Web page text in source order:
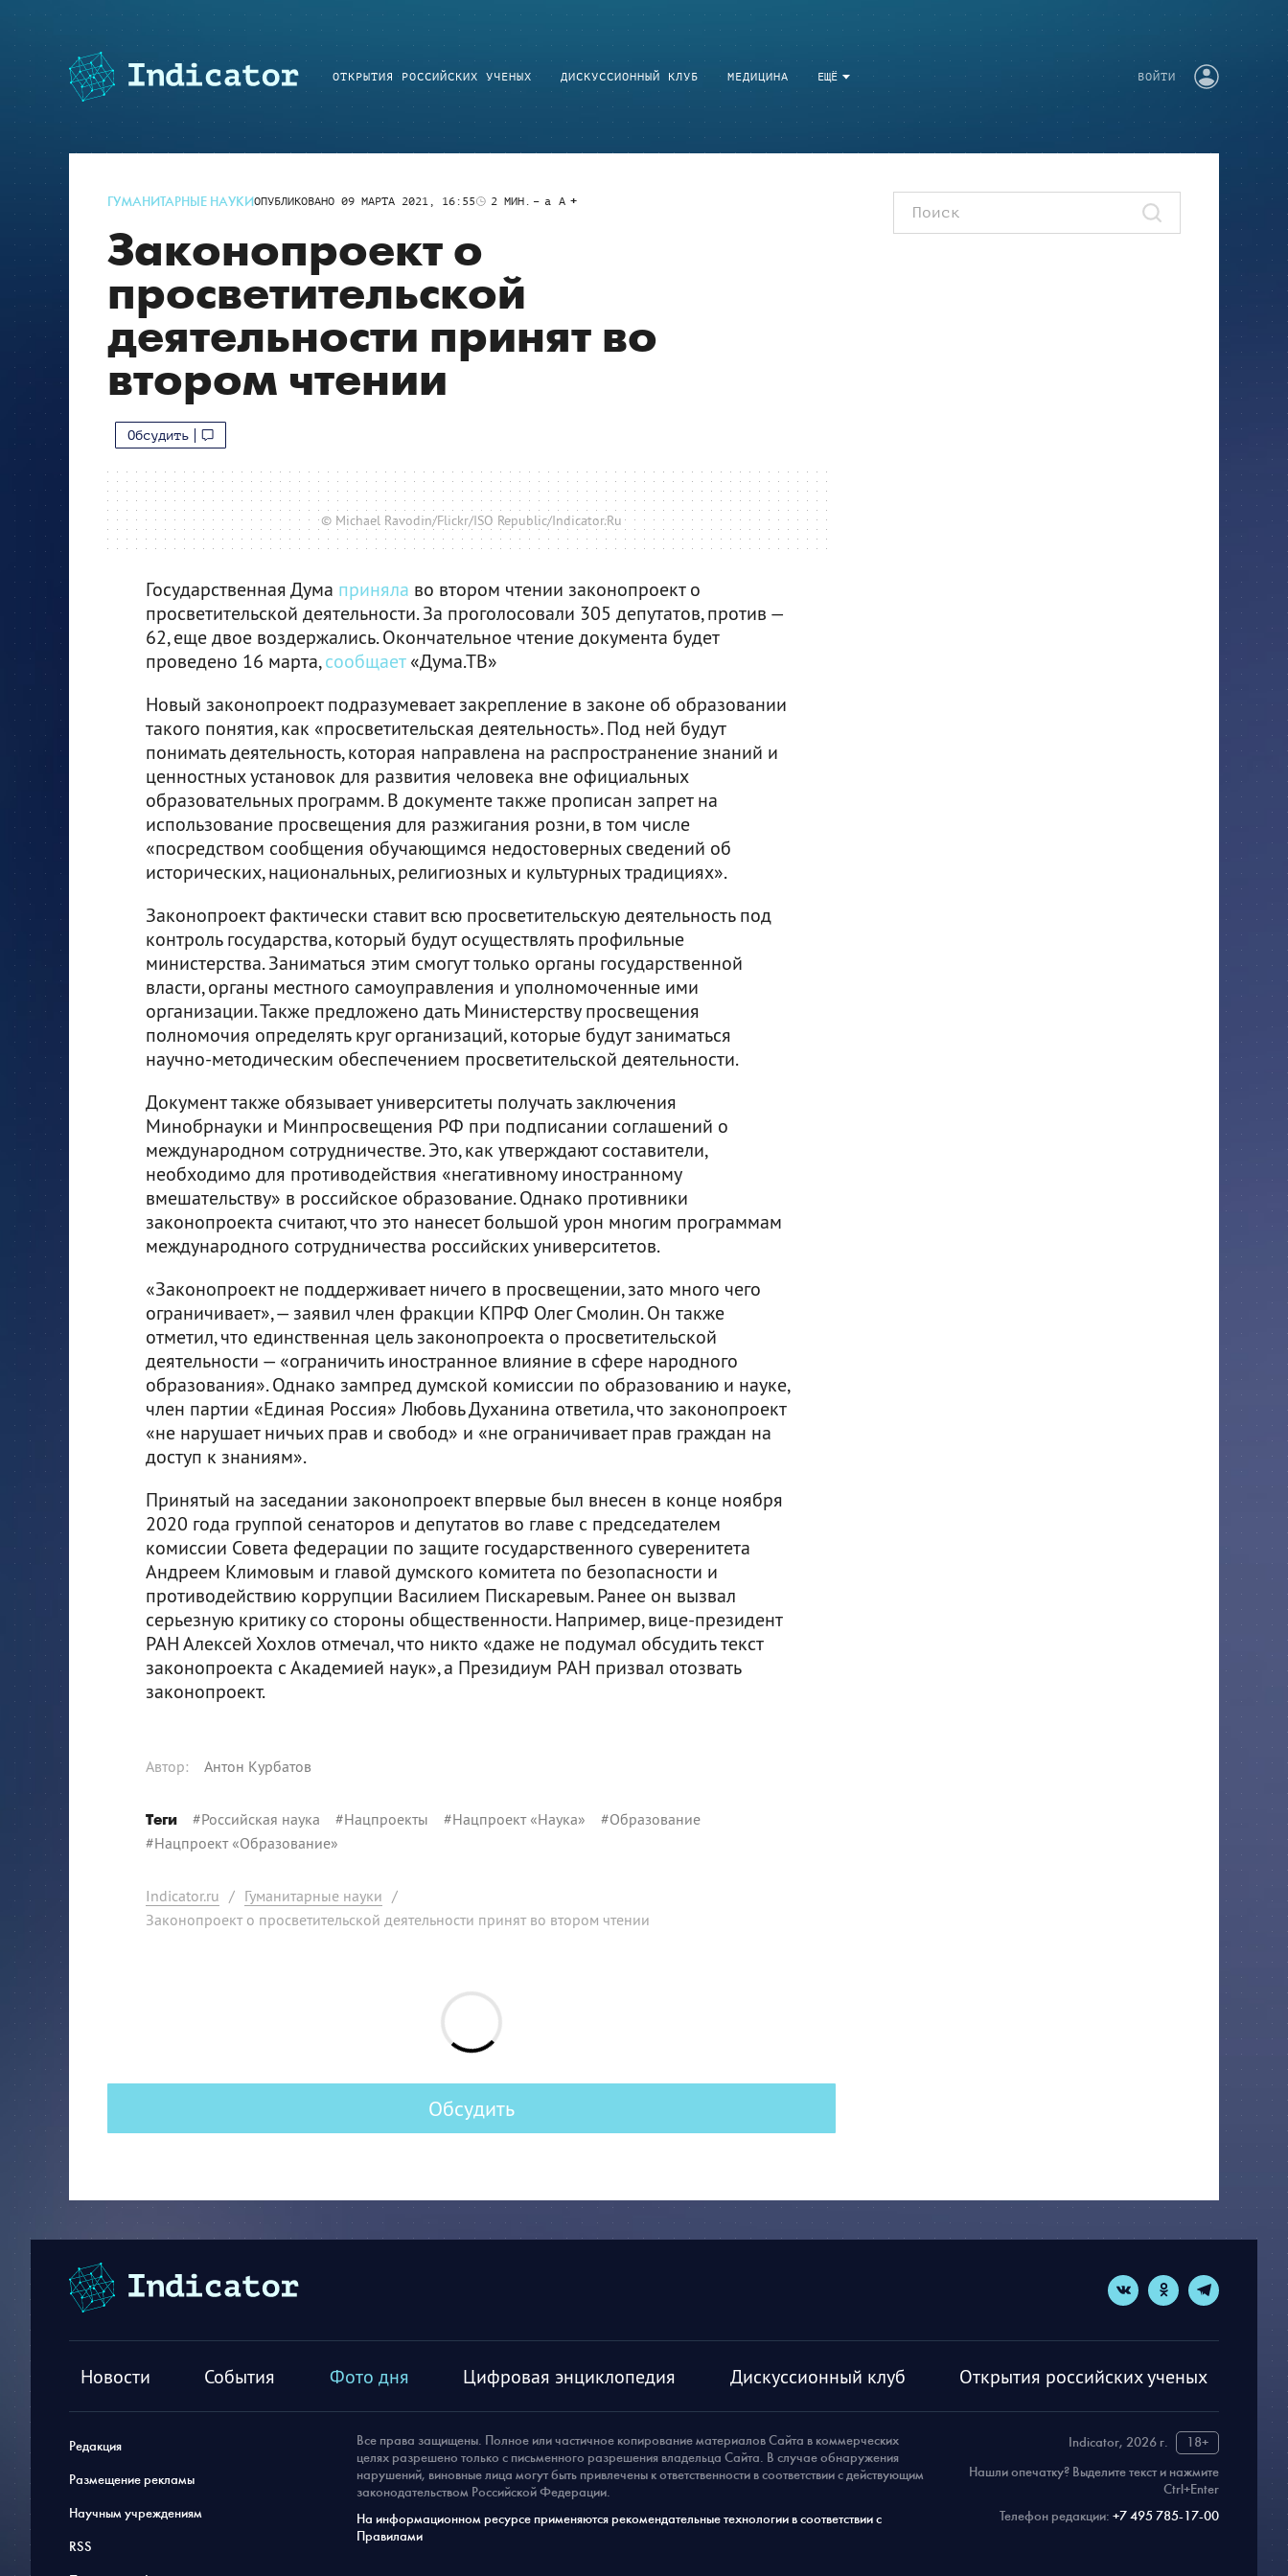
ЕЩЁ
ОТКРЫТИЯ РОССИЙСКИХ УЧЕНЫХ ДИСКУССИОННЫЙ КЛУБ МЕДИЦИНА ВОЙТИ
ГУМАНИТАРНЫЕ НАУКИОПУБЛИКОВАНО 09 МАРТА 2021, 16:55 2 МИН. a A
Законопроект о
просветительской
деятельности принят во
втором чтении
Обсудить
© Michael Ravodin/Flickr/ISO Republic/Indicator.Ru
Государственная Дума приняла во втором чтении законопроект о
просветительской деятельности. За проголосовали 305 депутатов, против —
62, еще двое воздержались. Окончательное чтение документа будет
проведено 16 марта,сообщает«Дума.ТВ»
Новый законопроект подразумевает закрепление в законе об образовании
такого понятия, как «просветительская деятельность». Под ней будут
понимать деятельность, которая направлена на распространение знаний и
ценностных установок для развития человека вне официальных
образовательных программ. В документе также прописан запрет на
использование просвещения для разжигания розни, в том числе
«посредством сообщения обучающимся недостоверных сведений об
исторических, национальных, религиозных и культурных традициях».
Законопроект фактически ставит всю просветительскую деятельность под
контроль государства, который будут осуществлять профильные
министерства. Заниматься этим смогут только органы государственной
власти, органы местного самоуправления и уполномоченные ими
организации. Также предложено дать Министерству просвещения
полномочия определять круг организаций, которые будут заниматься
научно-методическим обеспечением просветительской деятельности.
Документ также обязывает университеты получать заключения
Минобрнауки и Минпросвещения РФ при подписании соглашений о
международном сотрудничестве. Это, как утверждают составители,
необходимо для противодействия «негативному иностранному
вмешательству» в российское образование. Однако противники
законопроекта считают, что это нанесет большой урон многим программам
международного сотрудничества российских университетов.
«Законопроект не поддерживает ничего в просвещении, зато много чего
ограничивает», — заявил член фракции КПРФ Олег Смолин. Он также
отметил, что единственная цель законопроекта о просветительской
деятельности — «ограничить иностранное влияние в сфере народного
образования». Однако зампред думской комиссии по образованию и науке,
член партии «Единая Россия» Любовь Духанина ответила, что законопроект
«не нарушает ничьих прав и свобод» и «не ограничивает прав граждан на
доступ к знаниям».
Принятый на заседании законопроект впервые был внесен в конце ноября
2020 года группой сенаторов и депутатов во главе с председателем
комиссии Совета федерации по защите государственного суверенитета
Андреем Климовым и главой думского комитета по безопасности и
противодействию коррупции Василием Пискаревым. Ранее он вызвал
серьезную критику со стороны общественности. Например, вице-президент
РАН Алексей Хохлов отмечал, что никто «даже не подумал обсудить текст
законопроекта с Академией наук», а Президиум РАН призвал отозвать
законопроект.
Автор: Антон Курбатов
Теги #Российская наука #Нацпроекты #Нацпроект «Наука» #Образование
#Нацпроект «Образование»
Indicator.ru / Гуманитарные науки /
Законопроект о просветительской деятельности принят во втором чтении
Обсудить
Новости События Фото дня Цифровая энциклопедия Дискуссионный клуб Открытия российских ученых
Редакция
Размещение рекламы
Научным учреждениям
RSS
Indicator, 2026 г.
18+
Нашли опечатку? Выделите текст и нажмите
Ctrl+Enter
Телефон редакции: +7 495 785-17-00
Все права защищены. Полное или частичное копирование материалов Сайта в коммерческих
целях разрешено только с письменного разрешения владельца Сайта. В случае обнаружения
нарушений, виновные лица могут быть привлечены к ответственности в соответствии с действующим
законодательством Российской Федерации.
На информационном ресурсе применяются рекомендательные технологии в соответствии с
Правилами